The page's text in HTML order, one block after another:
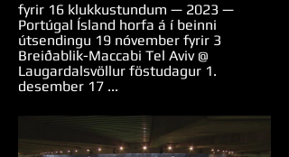
fyrir 16 klukkustundum — 2023 —
Portúgal Ísland horfa á í beinni
útsendingu 19 nóvember fyrir 3
Breiðablik-Maccabi Tel Aviv @
Laugardalsvöllur föstudagur 1.
desember 17 ...